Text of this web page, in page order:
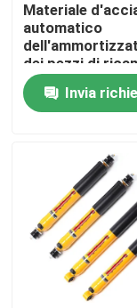
Prodotti
Video
Visita alla
Controllo della
Materiale
automatico
dei pezzi di
del gas
il ODM della
muraglia
Invia